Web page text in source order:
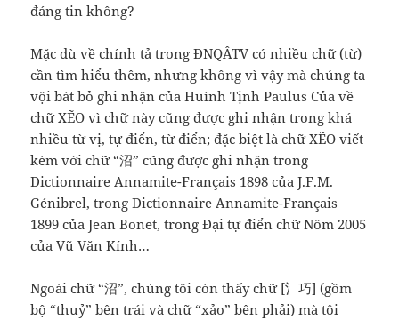
đáng tin không?
Mặc dù về chính tả trong ĐNQÂTV có nhiều chữ (từ)
cần tìm hiểu thêm, nhưng không vì vậy mà chúng ta
vội bát bỏ ghi nhận của Huình Tịnh Paulus Của về
chữ XẼO vì chữ này cũng được ghi nhận trong khá
nhiều từ vị, tự điển, từ điển; đặc biệt là chữ XẼO viết
kèm với chữ “沼” cũng được ghi nhận trong
Dictionnaire Annamite-Français 1898 của J.F.M.
Génibrel, trong Dictionnaire Annamite-Français
1899 của Jean Bonet, trong Đại tự điển chữ Nôm 2005
của Vũ Văn Kính…
Ngoài chữ “沼”, chúng tôi còn thấy chữ [氵巧] (gồm
bộ “thuỷ” bên trái và chữ “xảo” bên phải) mà tôi